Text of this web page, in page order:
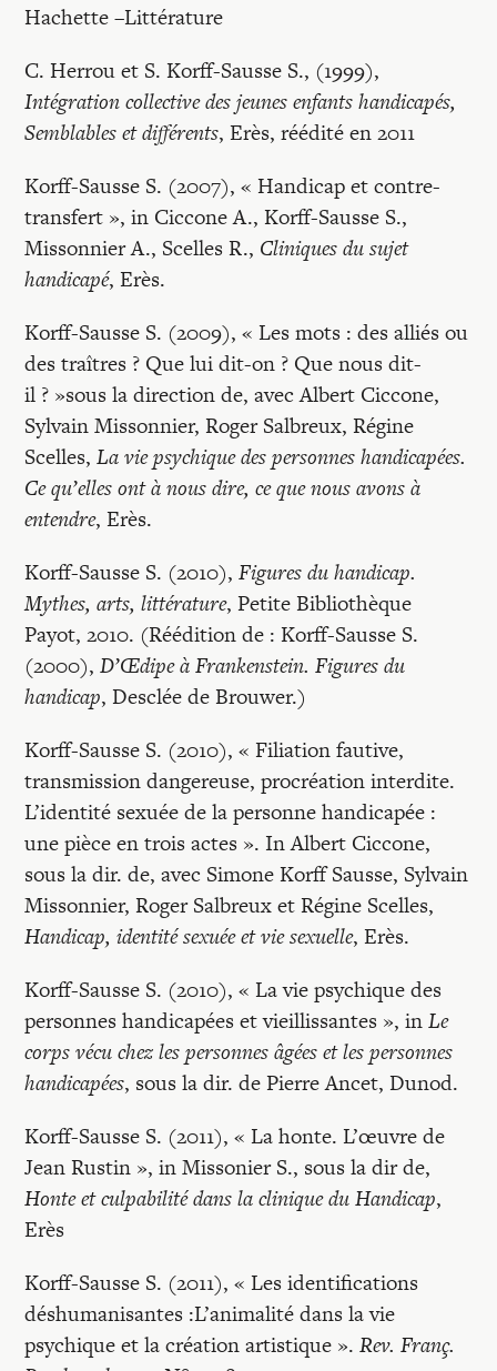
Hachette –Littérature
C. Herrou et S. Korff-Sausse S., (1999),
Intégration collective des jeunes enfants handicapés,
Semblables et différents, Erès, réédité en 2011
Korff-Sausse S. (2007), « Handicap et contre-
transfert », in Ciccone A., Korff-Sausse S.,
Missonnier A., Scelles R., Cliniques du sujet
handicapé, Erès.
Korff-Sausse S. (2009), « Les mots : des alliés ou
des traîtres ? Que lui dit-on ? Que nous dit-
il ? »sous la direction de, avec Albert Ciccone,
Sylvain Missonnier, Roger Salbreux, Régine
Scelles,La vie psychique des personnes handicapées.
Ce qu’elles ont à nous dire, ce que nous avons à
entendre, Erès.
Korff-Sausse S. (2010),Figures du handicap.
Mythes, arts, littérature, Petite Bibliothèque
Payot, 2010. (Réédition de : Korff-Sausse S.
(2000),D’Œdipe à Frankenstein. Figures du
handicap, Desclée de Brouwer.)
Korff-Sausse S. (2010), « Filiation fautive,
transmission dangereuse, procréation interdite.
L’identité sexuée de la personne handicapée :
une pièce en trois actes ». In Albert Ciccone,
sous la dir. de, avec Simone Korff Sausse, Sylvain
Missonnier, Roger Salbreux et Régine Scelles,
Handicap, identité sexuée et vie sexuelle, Erès.
Korff-Sausse S. (2010), « La vie psychique des
personnes handicapées et vieillissantes », inLe
corps vécu chez les personnes âgées et les personnes
handicapées, sous la dir. de Pierre Ancet, Dunod.
Korff-Sausse S. (2011), « La honte. L’œuvre de
Jean Rustin », in Missonier S., sous la dir de,
Honte et culpabilité dans la clinique du Handicap,
Erès
Korff-Sausse S. (2011), « Les identifications
déshumanisantes :L’animalité dans la vie
psychique et la création artistique ».Rev. Franç.